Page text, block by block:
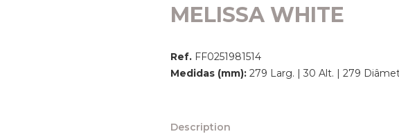
MELISSA WHITE
Ref. FF0251981514
Medidas (mm): 279 Larg. | 30 Alt. | 279
Description